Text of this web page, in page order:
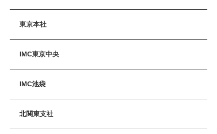
東京本社
IMC東京中央
IMC池袋
北関東支社